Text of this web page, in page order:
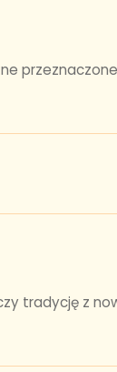
tradycję z